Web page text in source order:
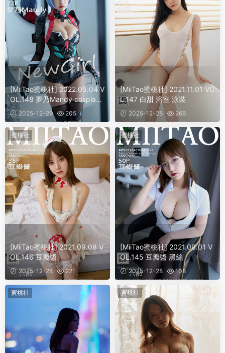
[MiiTao蜜桃社] 2022.05.04 V
OL.148 夢乃Mandy cosplay
美臀2025-12-29 205
[MiiTao蜜桃社] 2021.11.01 VO
L.147 白甜 浴室 泳裝
2025-12-28 266
蜜桃社
[MiiTao蜜桃社] 2021.09.08 V
OL.146 豆瓣醬
2025-12-28 221
蜜桃社
[MiiTao蜜桃社] 2021.09.01 V
OL.145 豆瓣醬 黑絲
2025-12-28 108
蜜桃社 蜜桃社